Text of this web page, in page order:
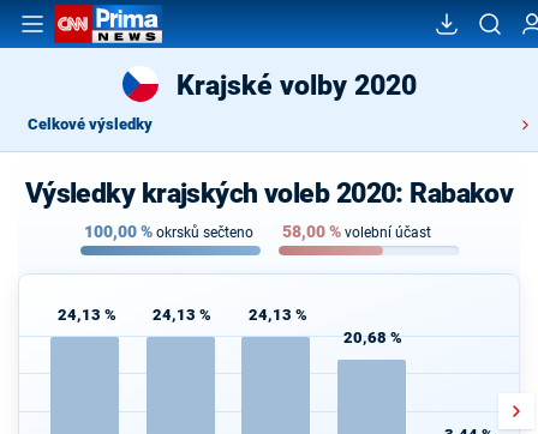
Krajské volby 2020
Celkové výsledky
Výsledky krajských voleb 2020: Rabakov
100,00% okrsků sečteno 58,00% volební účast
24,13 % 24,13 % 24,13 %
20,68 %